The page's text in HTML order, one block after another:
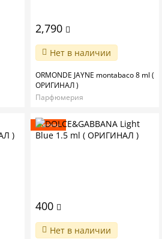
2,790
Нет в наличии
ORMONDE JAYNE montabaco 8 ml (
ОРИГИНАЛ )
Парфюмерия
Новинка
400
Нет в наличии